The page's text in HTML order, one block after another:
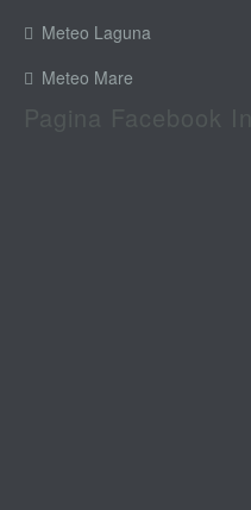
Meteo Laguna
Meteo Mare